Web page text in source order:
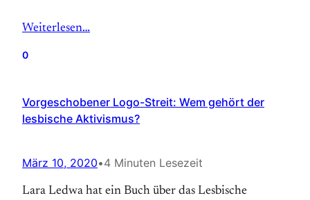
Weiterlesen…
0
Vorgeschobener Logo-Streit: Wem gehört der
lesbische Aktivismus?
März 10, 2020•4 Minuten Lesezeit
Lara Ledwa hat ein Buch über das Lesbische